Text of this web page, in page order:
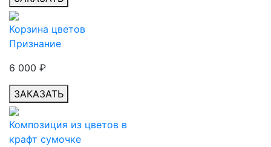
Корзина цветов
Признание
6 000 ₽
ЗАКАЗАТЬ
Композиция из цветов в
крафт сумочке